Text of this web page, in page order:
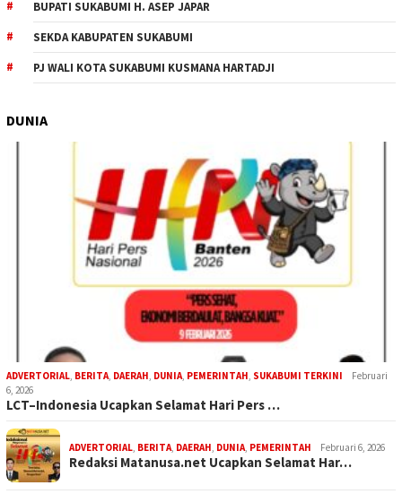
BUPATI SUKABUMI H. ASEP JAPAR
SEKDA KABUPATEN SUKABUMI
PJ WALI KOTA SUKABUMI KUSMANA HARTADJI
DUNIA
ADVERTORIAL, BERITA, DAERAH, DUNIA, PEMERINTAH, SUKABUMI TERKINI
Februari
6, 2026
LCT–Indonesia Ucapkan Selamat Hari Pers …
ADVERTORIAL, BERITA, DAERAH, DUNIA, PEMERINTAH Februari 6, 2026
Redaksi Matanusa.net Ucapkan Selamat Har…